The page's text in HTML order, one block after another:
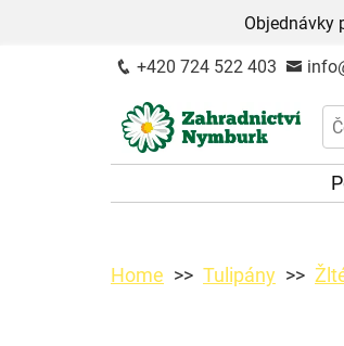
Objednávky
+420 724 522 403
Home Tulipány